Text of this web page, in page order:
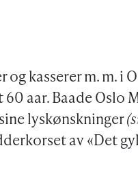
kasserer m. m. i
aar. Baade Oslo
lyskønskninger
av «Det